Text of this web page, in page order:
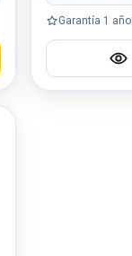
Garantía 1 año